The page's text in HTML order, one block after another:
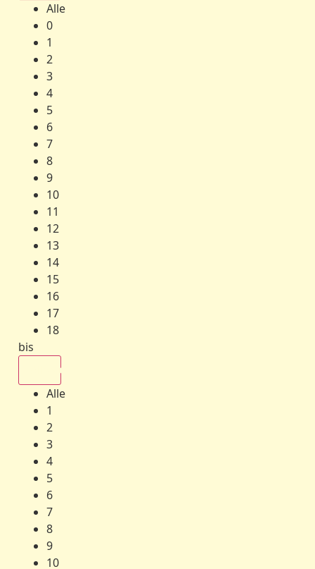
Alle
0
1
2
3
4
5
6
7
8
9
10
11
12
13
14
15
16
17
18
bis
Alle
1
2
3
4
5
6
7
8
9
10